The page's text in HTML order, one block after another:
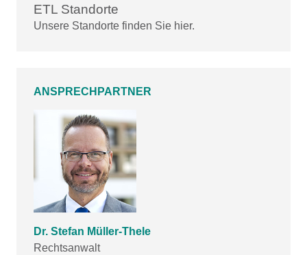
ETL Standorte
Unsere Standorte finden Sie hier.
ANSPRECHPARTNER
Dr. Stefan Müller-Thele
Rechtsanwalt